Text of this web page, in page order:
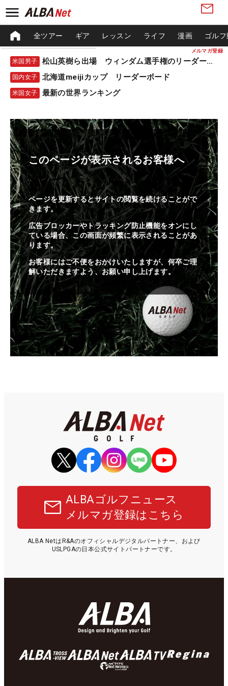
メルマガ登録
全ツアー ギア レッスン ライフ 漫画 ゴル
米国男子 松山英樹ら出場 ウィンダム選手権のリーダーボード
国内女子 北海道meijiカップ リーダーボード
米国女子 最新の世界ランキング
このページが表示されるお客様へ
ページを更新するとサイトの閲覧を続けることがで
きます。
広告ブロッカーやトラッキング防止機能をオンにし
ている場合、この画面が頻繁に表示されることがあ
ります。
お客様にはご不便をおかけいたしますが、何卒ご理
解いただきますよう、お願い申し上げます。
ALBAゴルフニュース
メルマガ登録はこちら
ALBA NetはR&Aのオフィシャルデジタルパートナー、および
USLPGAの日本公式サイトパートナーです。